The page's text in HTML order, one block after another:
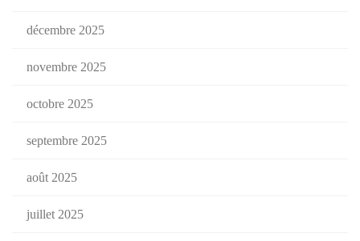
décembre 2025
novembre 2025
octobre 2025
septembre 2025
août 2025
juillet 2025